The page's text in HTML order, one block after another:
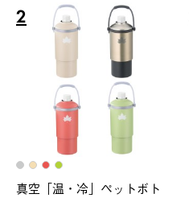
2
真空「温・冷」ペットボト